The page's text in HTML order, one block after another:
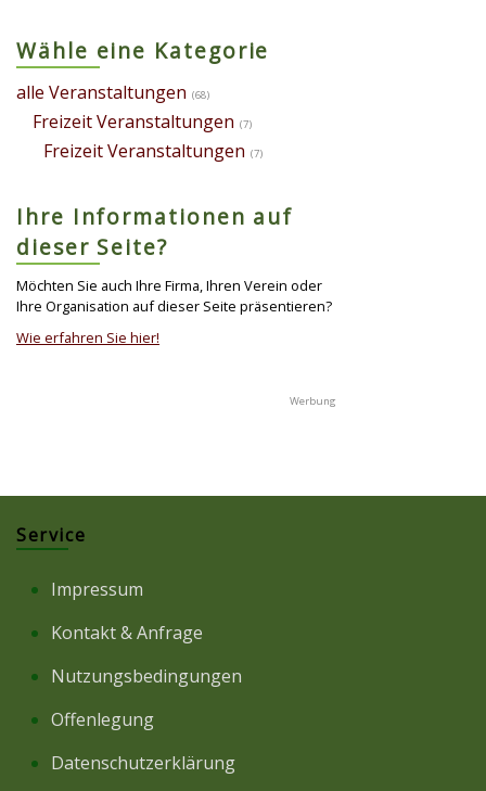
Wähle eine Kategorie
alle Veranstaltungen (68)
Freizeit Veranstaltungen (7)
Freizeit Veranstaltungen (7)
Ihre Informationen auf
dieser Seite?
Möchten Sie auch Ihre Firma, Ihren Verein oder
Ihre Organisation auf dieser Seite präsentieren?
Wie erfahren Sie hier!
Service
Impressum
Kontakt & Anfrage
Nutzungsbedingungen
Offenlegung
Datenschutzerklärung